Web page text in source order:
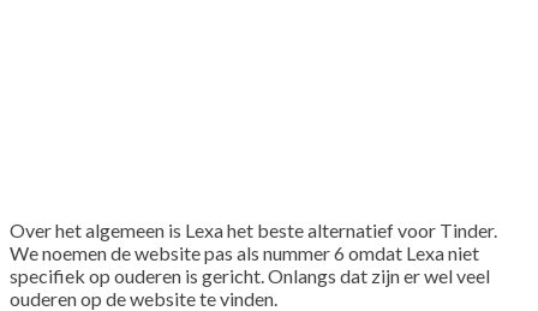
Over het algemeen is Lexa het beste alternatief voor Tinder.
We noemen de website pas als nummer 6 omdat Lexa niet
specifiek op ouderen is gericht. Onlangs dat zijn er wel veel
ouderen op de website te vinden.